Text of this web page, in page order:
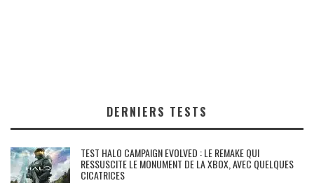
DERNIERS TESTS
TEST HALO CAMPAIGN EVOLVED : LE REMAKE QUI
RESSUSCITE LE MONUMENT DE LA XBOX, AVEC QUELQUES
CICATRICES